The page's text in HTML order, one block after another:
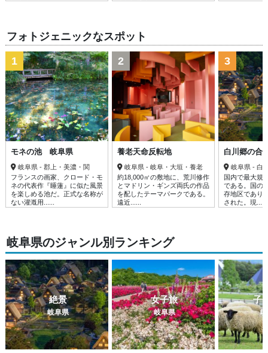
フォトジェニックなスポット
1
モネの池 岐阜県
岐阜県 - 郡上・美濃・関
フランスの画家、クロード・モ
ネの代表作『睡蓮』に似た風景
を楽しめる池だ。正式な名称が
ない灌漑用......
2
養老天命反転地
岐阜県 - 岐阜・大垣・養老
約18,000㎡の敷地に、荒川修作
とマドリン・ギンズ両氏の作品
を配したテーマパークである。
遠近......
3
白川郷の合
岐阜県 - 白
国内で最大規
である。国の
存地区であり
された。現......
岐阜県のジャンル別ランキング
絶景
岐阜県
女子旅
岐阜県
子